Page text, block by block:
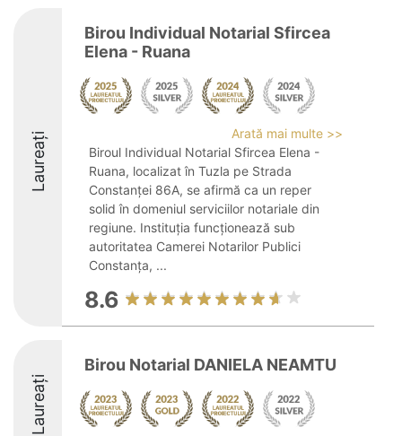
Laureați
Birou Individual Notarial Sfircea
Elena - Ruana
Arată mai multe >>
Biroul Individual Notarial Sfircea Elena -
Ruana, localizat în Tuzla pe Strada
Constanței 86A, se afirmă ca un reper
solid în domeniul serviciilor notariale din
regiune. Instituția funcționează sub
autoritatea Camerei Notarilor Publici
Constanța, ...
8.6
Laureați
Birou Notarial DANIELA NEAMTU